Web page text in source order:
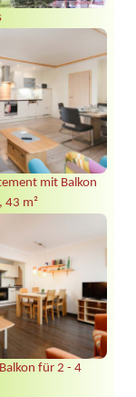
mit Balkon
43 m²
für 2 - 4